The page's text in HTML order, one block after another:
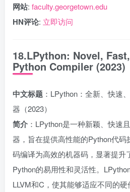
网站: faculty.georgetown.edu
HN评论: 立即访问
18.LPython: Novel,
Python Compiler (2023)
中文标题 ：LPython：全新、快速
器（2023）
简介 ：LPython是一种新颖、快速
器，旨在提供高性能的Python代
码编译为高效的机器码，显著提升
Python的易用性和灵活性。
LLVM和C，使其能够适应不同的